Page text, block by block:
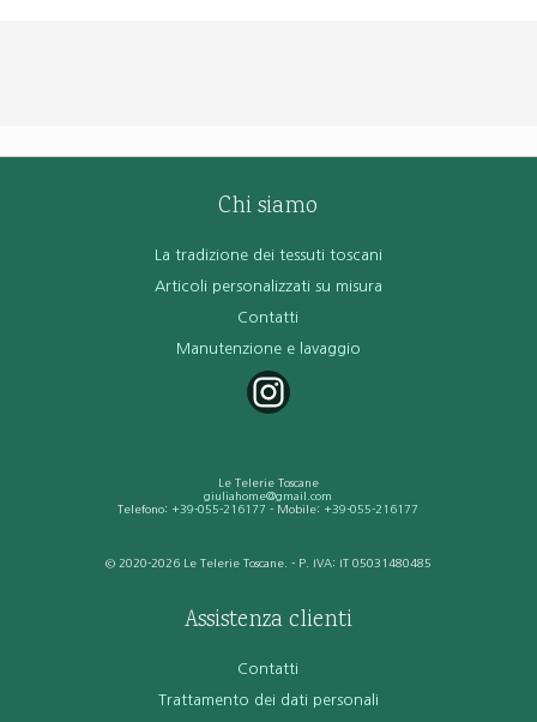
Chi siamo
La tradizione dei tessuti toscani
Articoli personalizzati su misura
Contatti
Manutenzione e lavaggio
Le Telerie Toscane
giuliahome@gmail.com
Telefono: +39-055-216177 - Mobile: +39-055-216177
© 2020-2026 Le Telerie Toscane. - P. IVA: IT 05031480485
Assistenza clienti
Contatti
Trattamento dei dati personali